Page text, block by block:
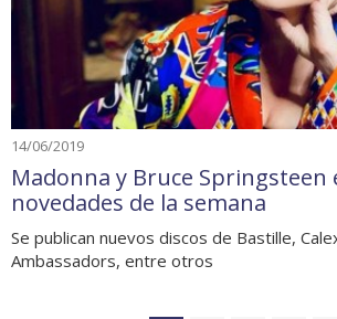
14/06/2019
Madonna y Bruce Springsteen
novedades de la semana
Se publican nuevos discos de Bastille,
Ambassadors, entre otros